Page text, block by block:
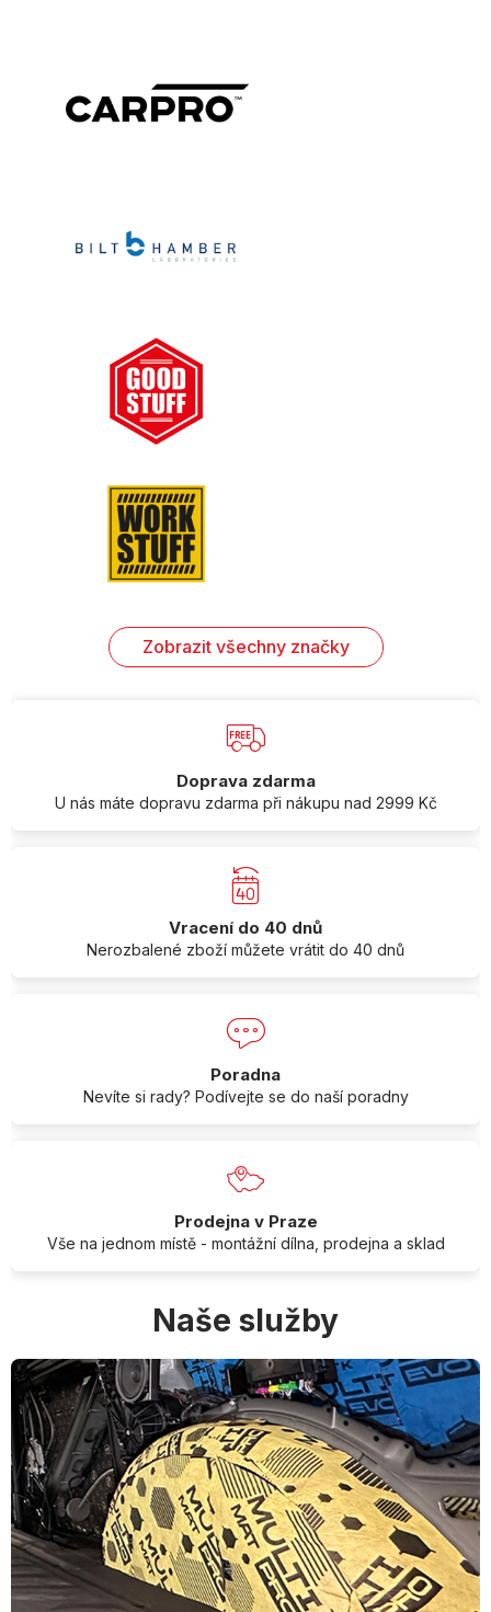
Zobrazit všechny značky
Doprava zdarma
U nás máte dopravu zdarma při nákupu nad 2999 Kč
Vracení do 40 dnů
Nerozbalené zboží můžete vrátit do 40 dnů
Poradna
Nevíte si rady? Podívejte se do naší poradny
Prodejna v Praze
Vše na jednom místě - montážní dílna, prodejna a sklad
Naše služby